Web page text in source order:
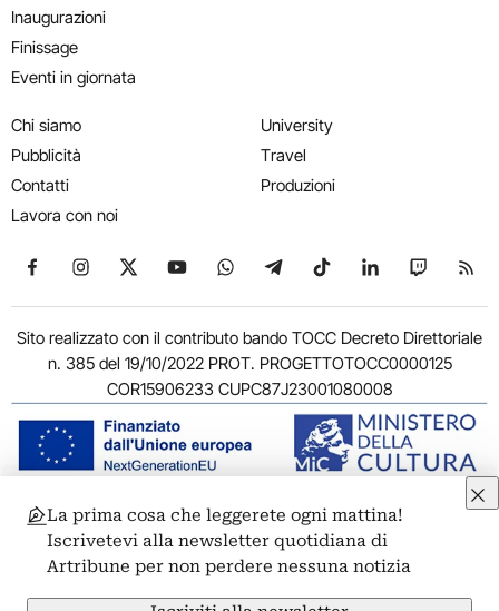
Inaugurazioni
Finissage
Eventi in giornata
Chi siamo
Pubblicità
Contatti
Lavora con noi
University
Travel
Produzioni
Seguici su Facebook
Seguici su Instagram
Seguici su X
Seguici su YouTube
Seguici su WhatsApp
Seguici su Telegram
Seguici su TikTok
Seguici su
Seguici
Sito realizzato con il contributo bando TOCC Decreto Direttoriale
n. 385 del 19/10/2022 PROT. PROGETTOTOCC0000125
COR15906233 CUPC87J23001080008
© 2011-2026 ARTRIBUNE srl – Corso Vittorio Emanuele II, 287 –
00186 Roma - P.I. 11381581005
Privacy: Responsabile della protezione dei dati personali
ARTRIBUNE srl – Corso Vittorio Emanuele II, 287 – 00186 Roma
La prima cosa che leggerete ogni mattina!
Iscrivetevi alla newsletter quotidiana di
Artribune per non perdere nessuna notizia